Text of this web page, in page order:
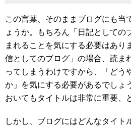
この言葉、そのままブログにも当
ょうか。もちろん「日記としての
まれることを気にする必要はあり
信としてのブログ」の場合、読ま
ってしまうわけですから、「どう
か」を気にする必要があるでしょ
おいてもタイトルは非常に重要、
しかし、ブログにはどんなタイト